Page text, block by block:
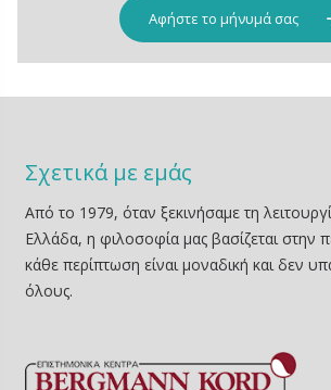
Αφήστε το μήνυμά σας
Σχετικά με εμάς
Από το 1979, όταν ξεκινήσαμε τη
Ελλάδα, η φιλοσοφία μας βασίζεται στην
κάθε περίπτωση είναι μοναδική και δεν
όλους.